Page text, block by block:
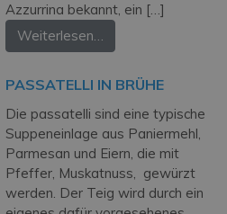
Azzurrina bekannt, ein […]
Weiterlesen…
PASSATELLI IN BRÜHE
Die passatelli sind eine typische
Suppeneinlage aus Paniermehl,
Parmesan und Eiern, die mit
Pfeffer, Muskatnuss, gewürzt
werden. Der Teig wird durch ein